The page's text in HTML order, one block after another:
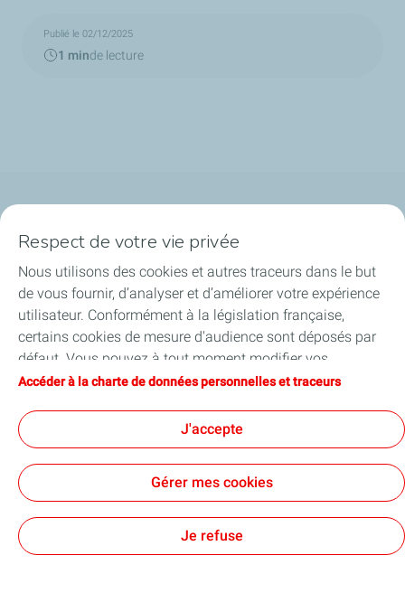
Publié le 02/12/2025
1 minde lecture
Notre ancrage territorial
Financer les entreprises
Soutenir les projets industriels
Accompagner à l'international
Accessibilité : partiellement conforme
Respect de votre vie privée
Nous utilisons des cookies et autres traceurs dans le but
de vous fournir, d’analyser et d’améliorer votre expérience
utilisateur. Conformément à la législation française,
certains cookies de mesure d'audience sont déposés par
défaut. Vous pouvez à tout moment modifier vos
paramètres de cookies en cliquant sur le bouton « Gérer
vous acceptez le dépôt de l’ensemble des cookies. Dans le
cas où vous cliquez sur « Je refuse », seuls les cookies
techniques nécessaires au bon fonctionnement du site
seront utilisés. Pour plus d’informations, vous pouvez
traceurs ».
Accéder à la charte de données personnelles et traceurs
J'accepte
Gérer mes cookies
Je refuse